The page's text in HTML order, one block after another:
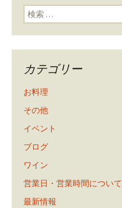
検索:
カテゴリー
お料理
その他
イベント
ブログ
ワイン
営業日・営業時間について
最新情報